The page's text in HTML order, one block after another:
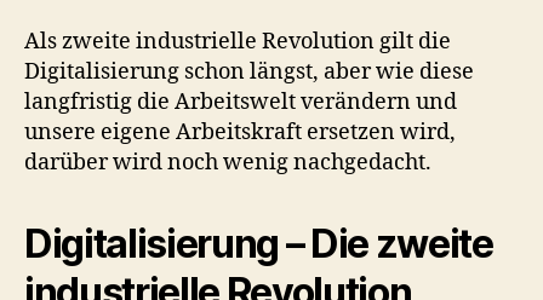
Als zweite industrielle Revolution gilt die
Digitalisierung schon längst, aber wie diese
langfristig die Arbeitswelt verändern und
unsere eigene Arbeitskraft ersetzen wird,
darüber wird noch wenig nachgedacht.
Digitalisierung – Die zweite